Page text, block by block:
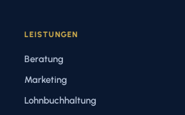
LEISTUNGEN
Beratung
Marketing
Lohnbuchhaltung